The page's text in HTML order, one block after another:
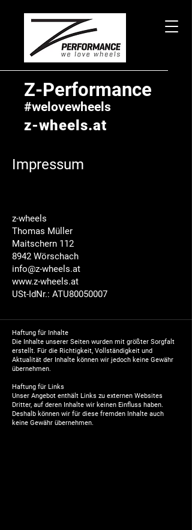
Z-Performance
#welovewheels
z-wheels.at
Impressum
z-wheels
Thomas Müller
Maitschern 112
8942 Wörschach
info@z-wheels.at
www.z-wheels.at
USt-IdNr.: ATU80050007
Haftung für Inhalte
Die Inhalte unserer Seiten wurden mit größter Sorgfalt
erstellt. Für die Richtigkeit, Vollständigkeit und
Aktualität der Inhalte können wir jedoch keine Gewähr
übernehmen.
Haftung für Links
Unser Angebot enthält Links zu externen Websites
Dritter, auf deren Inhalte wir keinen Einfluss haben.
Deshalb können wir für diese fremden Inhalte auch
keine Gewähr übernehmen.